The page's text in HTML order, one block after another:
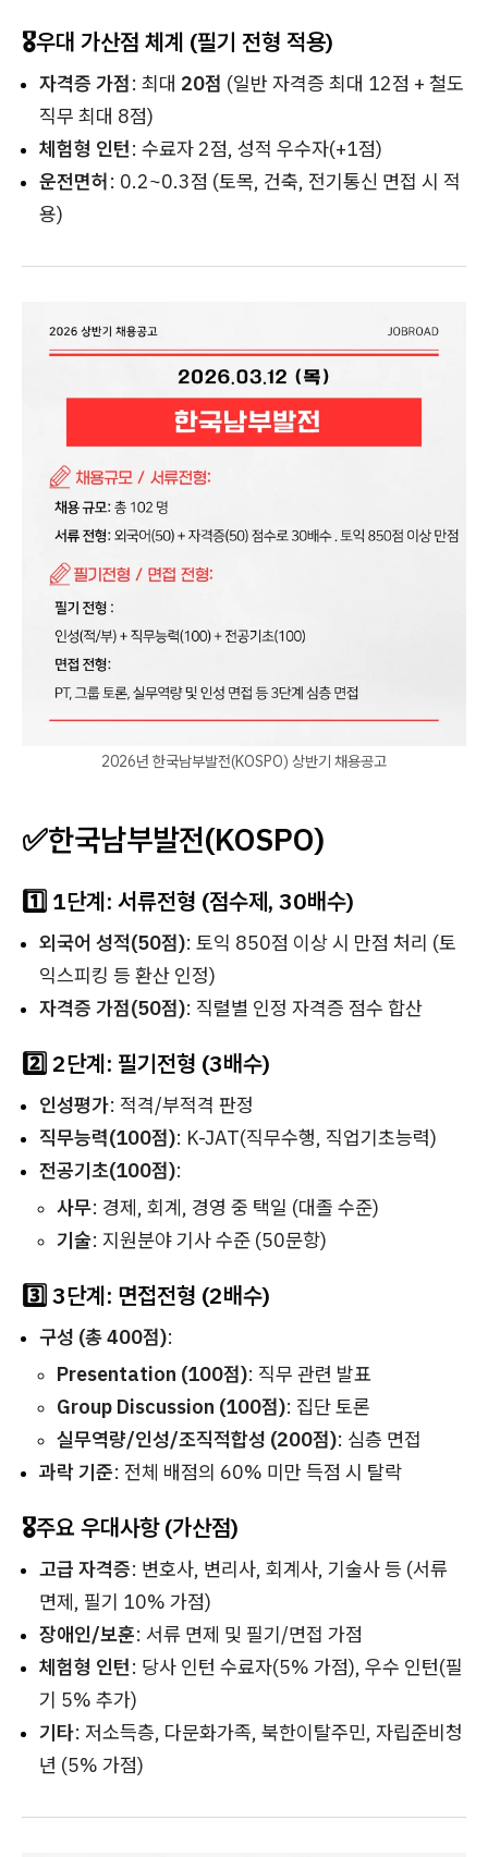
🎖️우대 가산점 체계 (필기 전형 적용)
자격증 가점: 최대 20점 (일반 자격증 최대 12점 + 철도
직무 최대 8점)
체험형 인턴: 수료자 2점, 성적 우수자(+1점)
운전면허: 0.2~0.3점 (토목, 건축, 전기통신 면접 시 적
용)
2026년 한국남부발전(KOSPO) 상반기 채용공고
✅한국남부발전(KOSPO)
1️⃣ 1단계: 서류전형 (점수제, 30배수)
외국어 성적(50점): 토익 850점 이상 시 만점 처리 (토
익스피킹 등 환산 인정)
자격증 가점(50점): 직렬별 인정 자격증 점수 합산
2️⃣ 2단계: 필기전형 (3배수)
인성평가: 적격/부적격 판정
직무능력(100점): K-JAT(직무수행, 직업기초능력)
전공기초(100점):
사무: 경제, 회계, 경영 중 택일 (대졸 수준)
기술: 지원분야 기사 수준 (50문항)
3️⃣ 3단계: 면접전형 (2배수)
구성 (총 400점):
Presentation (100점): 직무 관련 발표
Group Discussion (100점): 집단 토론
실무역량/인성/조직적합성 (200점): 심층 면접
과락 기준: 전체 배점의 60% 미만 득점 시 탈락
🎖️주요 우대사항 (가산점)
고급 자격증: 변호사, 변리사, 회계사, 기술사 등 (서류
면제, 필기 10% 가점)
장애인/보훈: 서류 면제 및 필기/면접 가점
체험형 인턴: 당사 인턴 수료자(5% 가점), 우수 인턴(필
기 5% 추가)
기타: 저소득층, 다문화가족, 북한이탈주민, 자립준비청
년 (5% 가점)